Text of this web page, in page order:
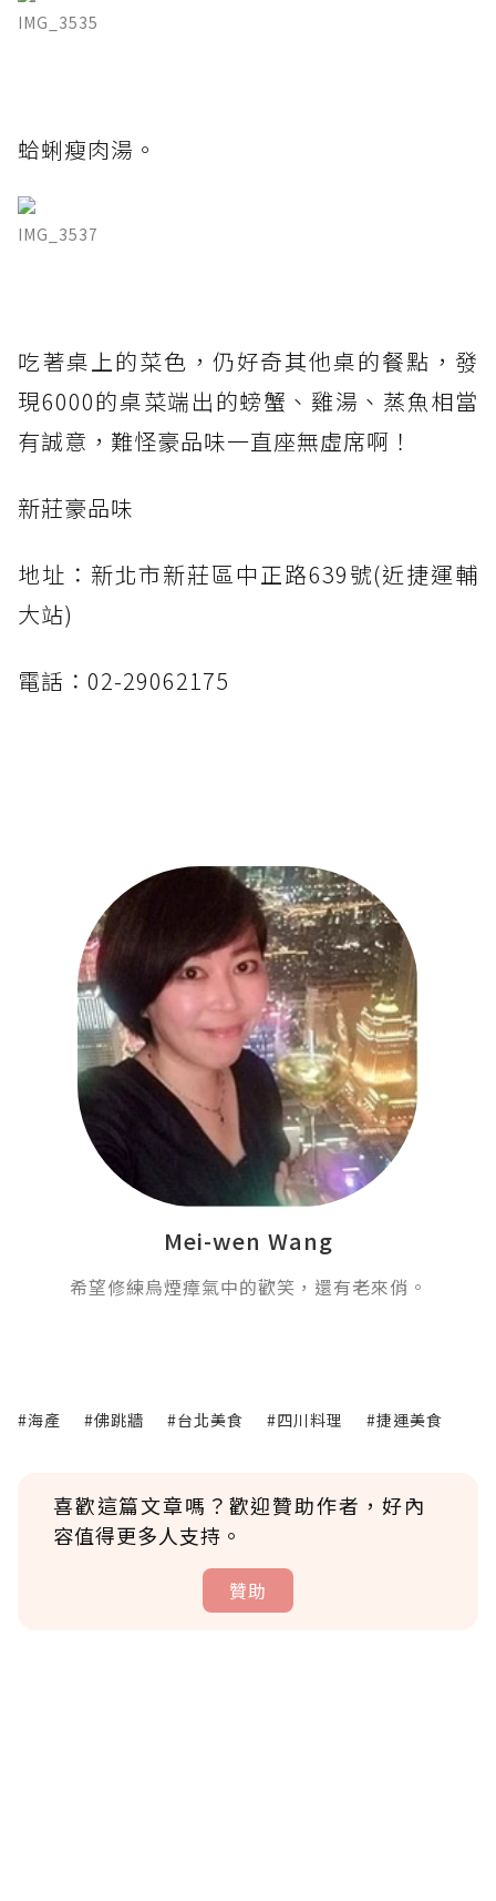
IMG_3535
蛤蜊瘦肉湯。
IMG_3537
吃著桌上的菜色，仍好奇其他桌的餐點，發
現6000的桌菜端出的螃蟹、雞湯、蒸魚相當
有誠意，難怪豪品味一直座無虛席啊！
新莊豪品味
地址：新北市新莊區中正路639號(近捷運輔
大站)
電話：02-29062175
Mei-wen Wang
希望修練烏煙瘴氣中的歡笑，還有老來俏。
#海產 #佛跳牆 #台北美食 #四川料理 #捷運美食
喜歡這篇文章嗎？歡迎贊助作者，好內
容值得更多人支持。
贊助